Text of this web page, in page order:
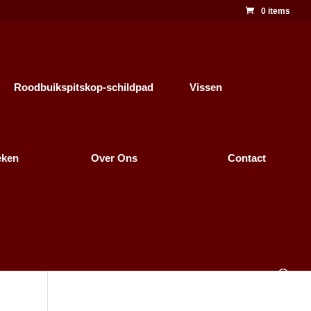
0 items
Roodbuikspitskop-schildpad Vissen
Over Ons Contact